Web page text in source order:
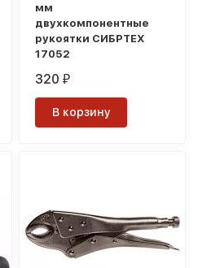
мм
двухкомпонентные
рукоятки СИБРТЕХ
17052
320₽
В корзину